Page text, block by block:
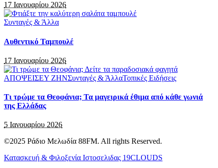
17 Ιανουαρίου 2026
Συνταγές & Άλλα
Αυθεντικό Ταμπουλέ
17 Ιανουαρίου 2026
ΑΠΟΨΕΙΣΕΥ ΖΗΝΣυνταγές & ΆλλαΤοπικές Ειδήσεις
Τι τρώμε τα Θεοφάνια; Τα μαγειρικά έθιμα από κάθε γωνιά
της Ελλάδας
5 Ιανουαρίου 2026
©2025 Ράδιο Μελωδία 88FM. All rights Reserved.
Κατασκευή & Φιλοξενία Ιστοσελιδας 19CLOUDS